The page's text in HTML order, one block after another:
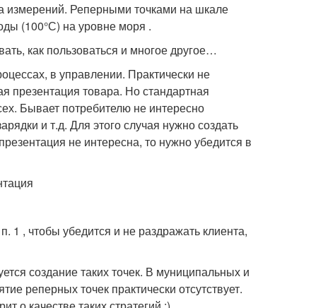
измерений. Реперными точками на шкале
(100°С) на уровне моря .
как пользоваться и многое другое…
в управлении. Практически не
презентация товара. Но стандартная
Бывает потребителю не интересно
и т.д. Для этого случая нужно создать
не интересна, то нужно убедится в
1 , чтобы убедится и не раздражать клиента,
создание таких точек. В муниципальных и
реперных точек практически отсутствует.